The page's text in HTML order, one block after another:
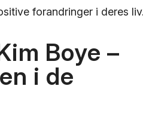
forandringer i deres liv.
Boye –
i de